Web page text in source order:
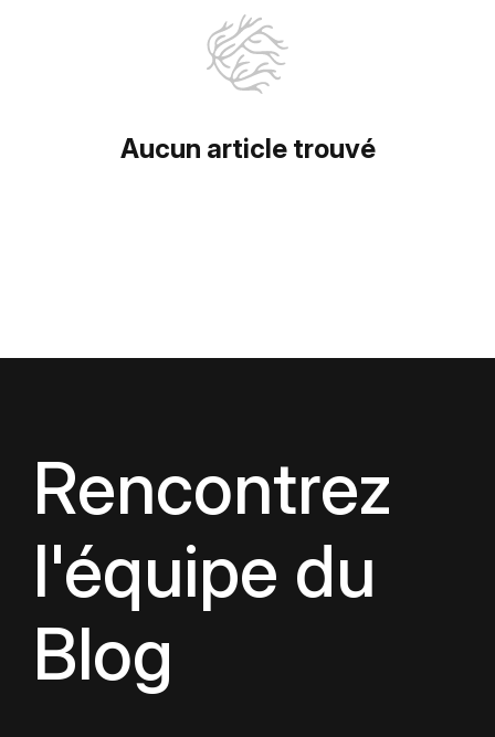
Aucun article trouvé
Rencontrez
l'équipe du
Blog